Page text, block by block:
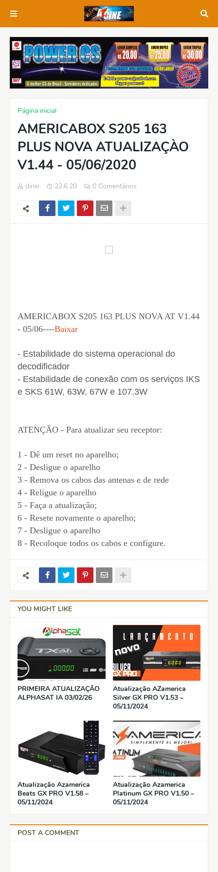
Página inicial
AMERICABOX S205 163
PLUS NOVA ATUALIZAÇÀO
V1.44 - 05/06/2020
dinei 22.6.20 0 Comentários
AMERICABOX S205 163 PLUS NOVA AT V1.44
- 05/06----Baixar
- Estabilidade do sistema operacional do
decodificador
- Estabilidade de conexão com os serviços IKS
e SKS 61W, 63W, 67W e 107.3W
ATENÇÃO - Para atualizar seu receptor:
1 - Dê um reset no aparelho;
2 - Desligue o aparelho
3 - Remova os cabos das antenas e de rede
4 - Religue o aparelho
5 - Faça a atualização;
6 - Resete novamente o aparelho;
7 - Desligue o aparelho
8 - Recoloque todos os cabos e configure.
YOU MIGHT LIKE
PRIMEIRA ATUALIZAÇÃO
ALPHASAT IA 03/02/26
Atualização AZamerica
Silver GX PRO V1.53 –
05/11/2024
Atualização Azamerica
Beats GX PRO V1.58 –
05/11/2024
Atualização Azamerica
Platinum GX PRO V1.50 –
05/11/2024
POST A COMMENT